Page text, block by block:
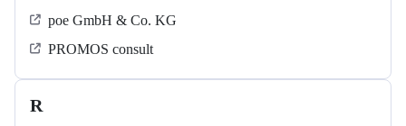
poe GmbH & Co. KG
PROMOS consult
R